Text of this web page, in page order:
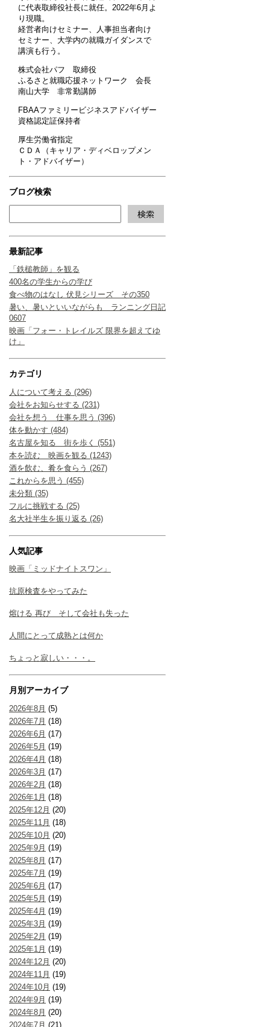
に代表取締役社長に就任。2022年6月よ
り現職。
経営者向けセミナー、人事担当者向け
セミナー、大学内の就職ガイダンスで
講演も行う。
株式会社パフ 取締役
ふるさと就職応援ネットワーク 会長
南山大学 非常勤講師
FBAAファミリービジネスアドバイザー
資格認定証保持者
厚生労働省指定
ＣＤＡ（キャリア・ディベロップメン
ト・アドバイザー）
ブログ検索
最新記事
「鉄槌教師」を観る
400名の学生からの学び
食べ物のはなし 伏見シリーズ その350
暑い、暑いといいながらも ランニング日記
0607
映画「フォー・トレイルズ 限界を超えてゆ
け」
カテゴリ
人について考える (296)
会社をお知らせする (231)
会社を想う 仕事を思う (396)
体を動かす (484)
名古屋を知る 街を歩く (551)
本を読む 映画を観る (1243)
酒を飲む、肴を食らう (267)
これからを思う (455)
未分類 (35)
フルに挑戦する (25)
名大社半生を振り返る (26)
人気記事
映画「ミッドナイトスワン」
抗原検査をやってみた
熔ける 再び そして会社も失った
人間にとって成熟とは何か
ちょっと寂しい・・・。
月別アーカイブ
2026年8月 (5)
2026年7月 (18)
2026年6月 (17)
2026年5月 (19)
2026年4月 (18)
2026年3月 (17)
2026年2月 (18)
2026年1月 (18)
2025年12月 (20)
2025年11月 (18)
2025年10月 (20)
2025年9月 (19)
2025年8月 (17)
2025年7月 (19)
2025年6月 (17)
2025年5月 (19)
2025年4月 (19)
2025年3月 (19)
2025年2月 (19)
2025年1月 (19)
2024年12月 (20)
2024年11月 (19)
2024年10月 (19)
2024年9月 (19)
2024年8月 (20)
2024年7月 (21)